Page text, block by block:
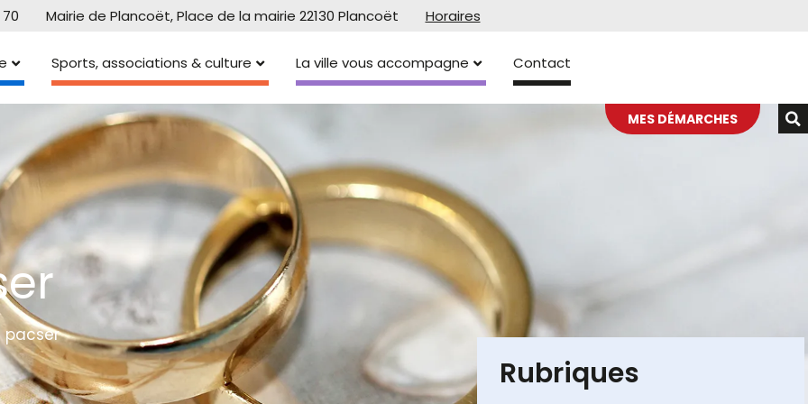
Mairie de Plancoët, Place de la mairie 22130 Plancoët Horaires
Sports, associations & culture La ville vous accompagne Contact
MES DÉMARCHES
pacser
Rubriques